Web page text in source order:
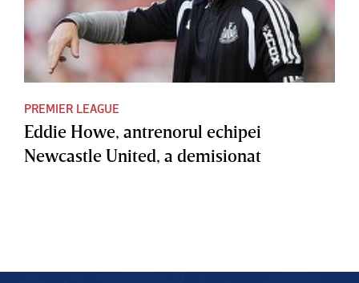
PREMIER LEAGUE
Eddie Howe, antrenorul echipei
Newcastle United, a demisionat